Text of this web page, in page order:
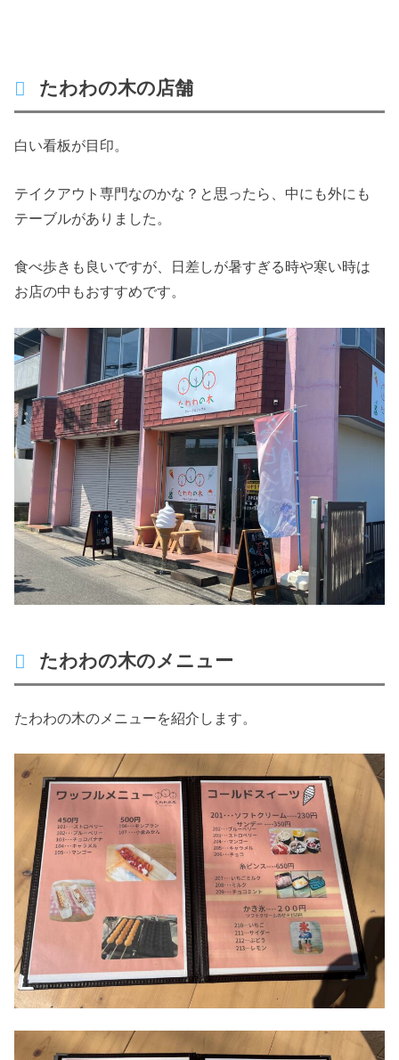
たわわの木の店舗
白い看板が目印。
テイクアウト専門なのかな？と思ったら、中にも外にも
テーブルがありました。
食べ歩きも良いですが、日差しが暑すぎる時や寒い時は
お店の中もおすすめです。
たわわの木のメニュー
たわわの木のメニューを紹介します。